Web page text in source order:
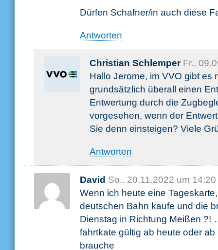
Dürfen Schafner/in auch diese
Antworten
Christian Schlemper Fr..
Hallo Jerome, im VVO gibt es
grundsätzlich überall einen
Entwertung durch die
vorgesehen, wenn der
Sie denn einsteigen? Viele
Antworten
David So.. 20.11.2022 um
Wenn ich heute eine
deutschen Bahn kaufe und die
Dienstag in Richtung Meißen ?!
fahrtkate gültig ab heute oder
brauche